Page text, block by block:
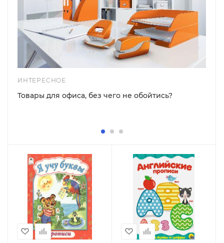
ИНТЕРЕСНОЕ
Товары для офиса, без чего не обойтись?